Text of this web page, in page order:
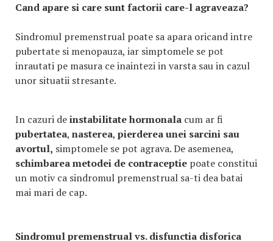
Cand apare si care sunt factorii care-l agraveaza?
Sindromul premenstrual poate sa apara oricand intre
pubertate si menopauza, iar simptomele se pot
inrautati pe masura ce inaintezi in varsta sau in cazul
unor situatii stresante.
In cazuri deinstabilitatehormonala cum ar fi
pubertatea, nasterea, pierderea unei sarcini sau
avortul, simptomele se pot agrava. De asemenea,
schimbarea metodei de contraceptie poate constitui
un motiv ca sindromul premenstrual sa-ti dea batai
mai mari de cap.
Sindromul premenstrual vs. disfunctia disforica